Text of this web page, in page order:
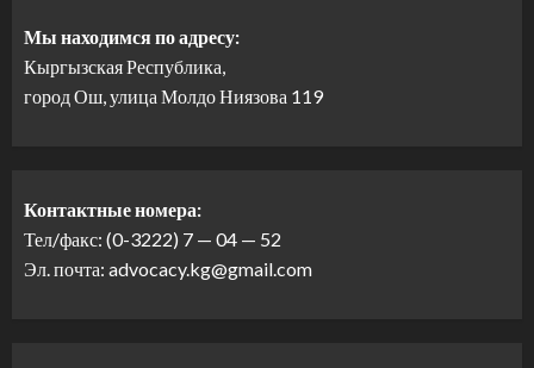
Мы находимся по адресу:
Кыргызская Республика,
город Ош, улица Молдо Ниязова 119
Контактные номера:
Тел/факс: (0-3222) 7 — 04 — 52
Эл. почта: advocacy.kg@gmail.com